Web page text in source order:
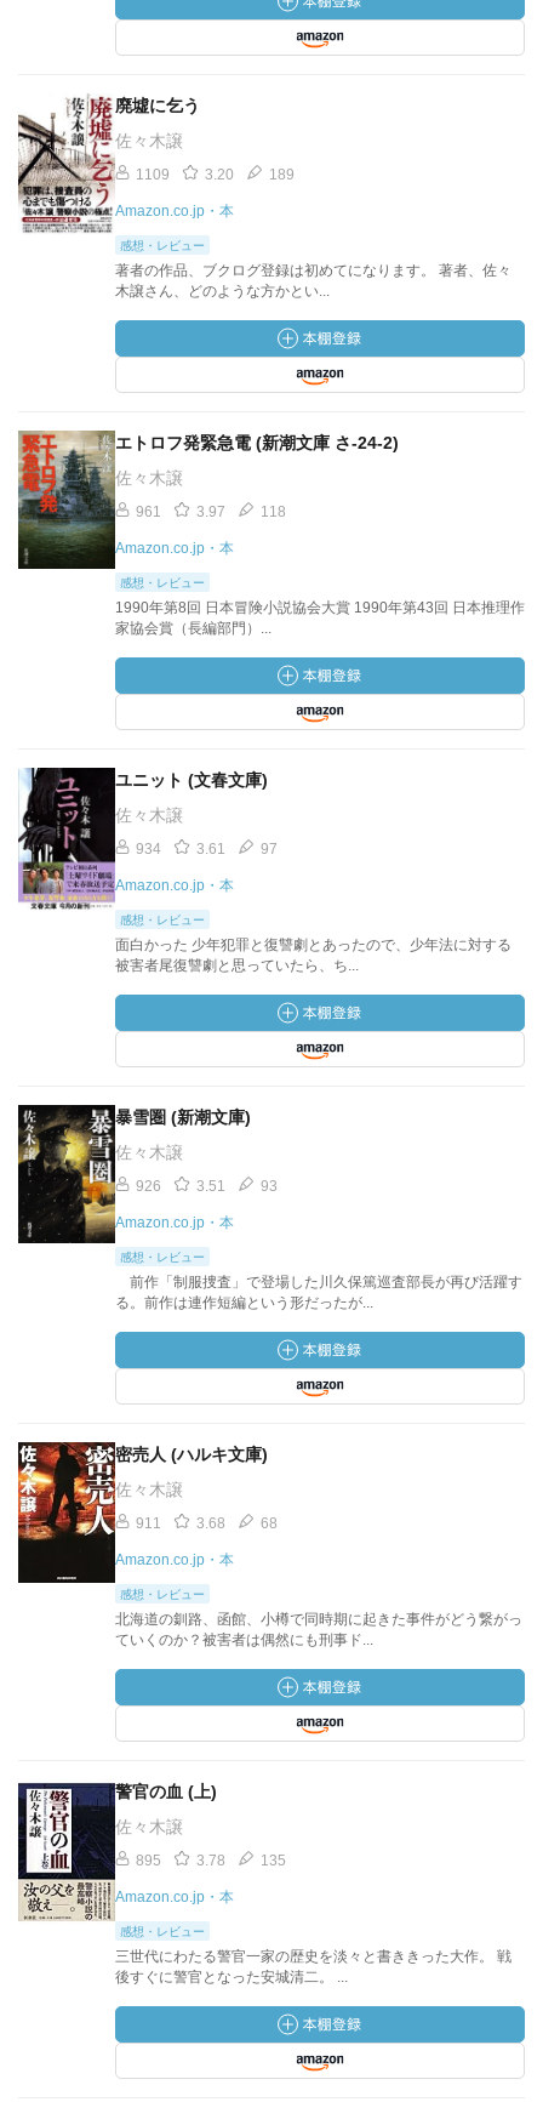
廃墟に乞う
佐々木譲
1109 3.20 189
Amazon.co.jp・本
感想・レビュー
著者の作品、ブクログ登録は初めてになります。 著者、佐々
木譲さん、どのような方かとい...
エトロフ発緊急電 (新潮文庫 さ-24-2)
佐々木譲
961 3.97 118
Amazon.co.jp・本
感想・レビュー
1990年第8回 日本冒険小説協会大賞 1990年第43回 日本推理作
家協会賞（長編部門）...
ユニット (文春文庫)
佐々木譲
934 3.61 97
Amazon.co.jp・本
感想・レビュー
面白かった 少年犯罪と復讐劇とあったので、少年法に対する
被害者尾復讐劇と思っていたら、ち...
暴雪圏 (新潮文庫)
佐々木譲
926 3.51 93
Amazon.co.jp・本
感想・レビュー
前作「制服捜査」で登場した川久保篤巡査部長が再び活躍す
る。前作は連作短編という形だったが...
密売人 (ハルキ文庫)
佐々木譲
911 3.68 68
Amazon.co.jp・本
感想・レビュー
北海道の釧路、函館、小樽で同時期に起きた事件がどう繋がっ
ていくのか？被害者は偶然にも刑事ド...
警官の血 (上)
佐々木譲
895 3.78 135
Amazon.co.jp・本
感想・レビュー
三世代にわたる警官一家の歴史を淡々と書ききった大作。 戦
後すぐに警官となった安城清二。 ...